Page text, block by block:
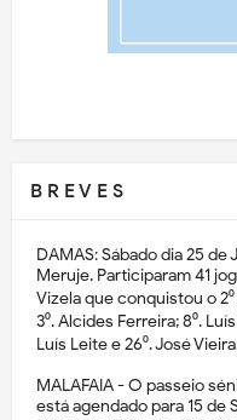
B R E V E S
DAMAS: Sábado dia 25
Meruje. Participaram 41
Vizela que conquistou o
3⁰. Alcides Ferreira; 8⁰.
Luís Leite e 26⁰. José
MALAFAIA - O passeio
está agendado para 15 de